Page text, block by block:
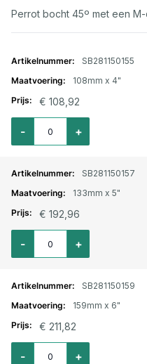
Perrot bocht 45º met een
SB281150155
108mm x 4"
€ 108,92
Aantal voor Perrot bocht 45º
+
-
SB281150157
133mm x 5"
€ 192,96
Aantal voor Perrot bocht 45º
+
-
SB281150159
159mm x 6"
€ 211,82
Aantal voor Perrot bocht 45º
+
-